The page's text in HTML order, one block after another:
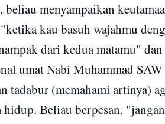
beliau menyampaikan
kau basuh wajahmu
dari kedua matamu"
umat Nabi Muhammad
tadabur (memahami artinya)
hidup. Beliau berpesan,